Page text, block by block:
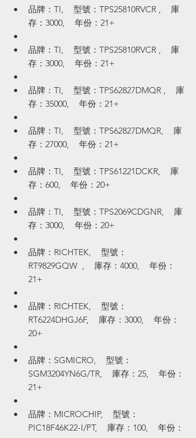
品牌：TI,    型號：TPS25810RVCR ,    庫
存：3000,    年份：21+
品牌：TI,    型號：TPS25810RVCR ,    庫
存：3000,    年份：21+
品牌：TI,    型號：TPS62827DMQR ,    庫
存：35000,    年份：21+
品牌：TI,    型號：TPS62827DMQR,    庫
存：27000,    年份：21+
品牌：TI,    型號：TPS61221DCKR,    庫
存：600,    年份：20+
品牌：TI,    型號：TPS2069CDGNR,    庫
存：3000,    年份：20+
品牌：RICHTEK,    型號：
RT9829GQW  ,    庫存：4000,    年份：
21+
品牌：RICHTEK,    型號：
RT6224DHGJ6F,    庫存：3000,    年份：
20+
品牌：SGMICRO,    型號：
SGM3204YN6G/TR,    庫存：25,    年份：
21+
品牌：MICROCHIP,    型號：
PIC18F46K22-I/PT,    庫存：100,    年份：